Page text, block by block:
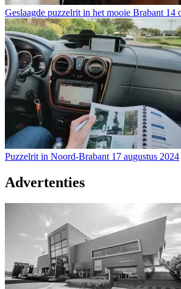
Geslaagde puzzelrit in het mooie Brabant 14
Puzzelrit in Noord-Brabant 17 augustus 2024
Advertenties